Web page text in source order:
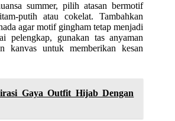
summer, pilih atasan bermotif
putih atau cokelat. Tambahkan
agar motif gingham tetap menjadi
pelengkap, gunakan tas anyaman
kanvas untuk memberikan kesan
Gaya Outfit Hijab Dengan